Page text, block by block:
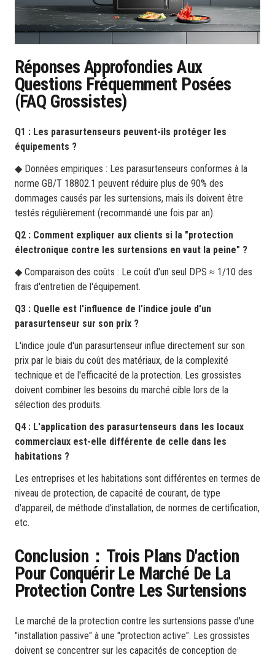
Réponses Approfondies Aux
Questions Fréquemment Posées
(FAQ Grossistes)
Q1 : Les parasurtenseurs peuvent-ils protéger les
équipements ?
◆ Données empiriques : Les parasurtenseurs conformes à la
norme GB/T 18802.1 peuvent réduire plus de 90% des
dommages causés par les surtensions, mais ils doivent être
testés régulièrement (recommandé une fois par an).
Q2 : Comment expliquer aux clients si la "protection
électronique contre les surtensions en vaut la peine" ?
◆ Comparaison des coûts : Le coût d'un seul DPS ≈ 1/10 des
frais d'entretien de l'équipement.
Q3 : Quelle est l'influence de l'indice joule d'un
parasurtenseur sur son prix ?
L'indice joule d'un parasurtenseur influe directement sur son
prix par le biais du coût des matériaux, de la complexité
technique et de l'efficacité de la protection. Les grossistes
doivent combiner les besoins du marché cible lors de la
sélection des produits.
Q4 : L'application des parasurtenseurs dans les locaux
commerciaux est-elle différente de celle dans les
habitations ?
Les entreprises et les habitations sont différentes en termes de
niveau de protection, de capacité de courant, de type
d'appareil, de méthode d'installation, de normes de certification,
etc.
Conclusion：Trois Plans D'action
Pour Conquérir Le Marché De La
Protection Contre Les Surtensions
Le marché de la protection contre les surtensions passe d'une
"installation passive" à une "protection active". Les grossistes
doivent se concentrer sur les capacités de conception de